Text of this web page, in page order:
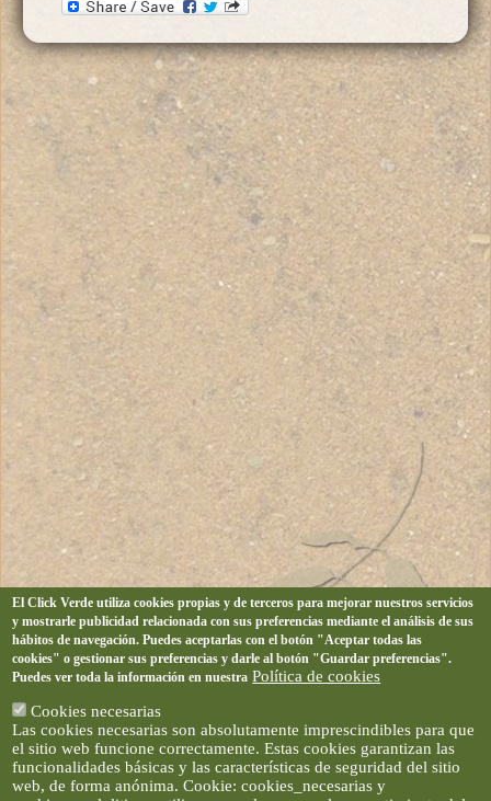
El Click Verde utiliza cookies propias y de terceros para mejorar nuestros servicios
y mostrarle publicidad relacionada con sus preferencias mediante el análisis de sus
hábitos de navegación. Puedes aceptarlas con el botón "Aceptar todas las
cookies" o gestionar sus preferencias y darle al botón "Guardar preferencias".
Puedes ver toda la información en nuestra Política de cookies
Cookies necesarias
Las cookies necesarias son absolutamente imprescindibles para que
el sitio web funcione correctamente. Estas cookies garantizan las
funcionalidades básicas y las características de seguridad del sitio
web, de forma anónima. Cookie: cookies_necesarias y